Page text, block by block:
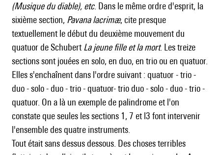
(Musique du diable), etc. Dans le même ordre d'esprit, la
sixième section, Pavana lacrimæ, cite presque
textuellement le début du deuxième mouvement du
quatuor de Schubert La jeune fille et la mort. Les treize
sections sont jouées en solo, en duo, en trio ou en quatuor.
Elles s'enchaînent dans l'ordre suivant : quatuor - trio -
duo - solo - duo - trio - quatuor- trio duo - solo - duo - trio -
quatuor. On a là un exemple de palindrome et l'on
constate que seules les sections 1, 7 et l3 font intervenir
l'ensemble des quatre instruments.
Tout était sans dessus dessous. Des choses terribles